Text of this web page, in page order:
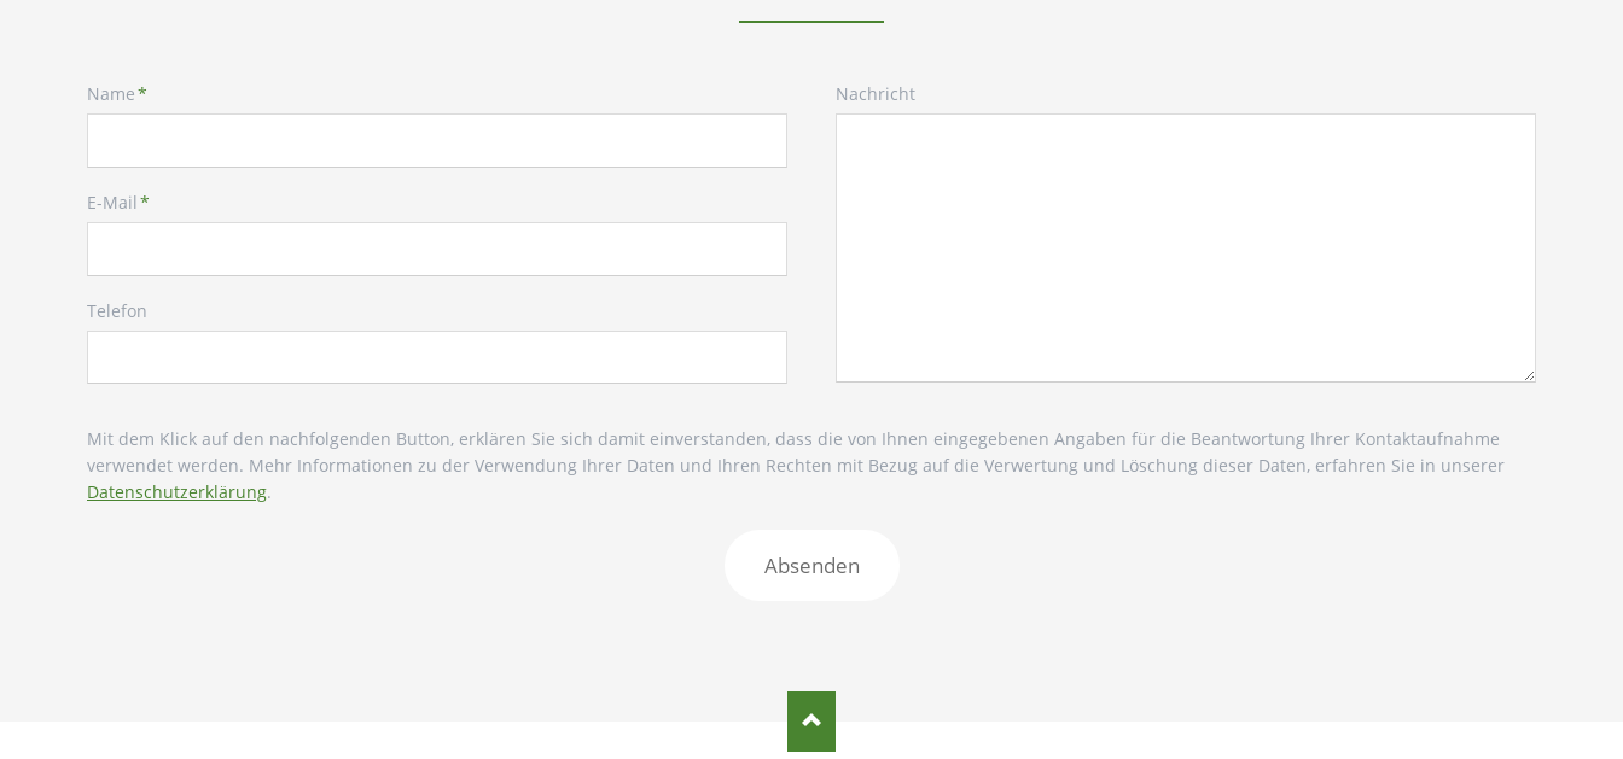
Pflichtfeld
Name*
Pflichtfeld
E-Mail*
Telefon
Nachricht
Mit dem Klick auf den nachfolgenden Button, erklären Sie sich damit einverstanden, dass die von Ihnen eingegebenen Angaben für die Beantwortung Ihrer Kontaktaufnahme
verwendet werden. Mehr Informationen zu der Verwendung Ihrer Daten und Ihren Rechten mit Bezug auf die Verwertung und Löschung dieser Daten, erfahren Sie in unserer
Datenschutzerklärung.
Absenden